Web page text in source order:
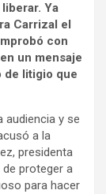
Ya
Carrizal el
con
un mensaje
de litigio que
audiencia y se
a la
presidenta
de proteger a
para hacer